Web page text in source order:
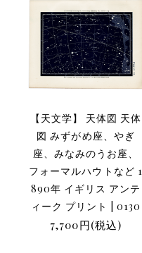
【天文学】 天体図 天体
図 みずがめ座、やぎ
座、みなみのうお座、
フォーマルハウトなど 1
890年 イギリス アンテ
ィーク プリント | 0130
7,700円(税込)